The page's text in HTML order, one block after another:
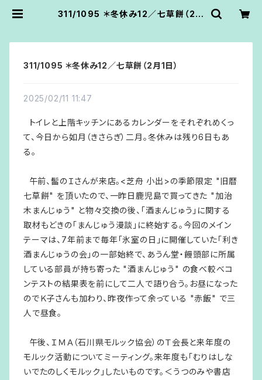
311/1095 ＊冬休み12／七草餅（2月
311/1095 ＊冬休み12／七草餅（2月1日）
2025/02/11 11:47
トイレと上階キッチンにあるカレンダーをそれぞれめくっ
て、今日から如月（きさらぎ）二月。冬休みは残り6日もあ
る。
午前、髷のＩさんが来店。<芝舟 小出>の季節限定 "旧暦
七草餅" を頂いたので、一昨日鹿児島で買ってきた "加治
木まんじゅう" と物々交換の後、「酒まんじゅう」に関する
取材もどきの「まんじゅう漫談」に終始する。今回のメイン
テーマは、7年前まで毎年「氷室の日」に開催していた「利き
酒まんじゅうの会」の一部始終で、あうん堂・饅頭部に所属
している部員が持ち寄った "酒まんじゅう" の食べ較べコ
ンテストの結果表を前にして二人で語り合う。お昼になった
のでＫ子さんも加わり、昨夜作って余っている "赤飯" で三
人で昼食。
午後、ＩＭＡ（石川県モルック協会）のＴ会長と来年度の
モルック活動についてミーティング。来年度も「むりはしな
いでたのしくモルック」したいものです。＜うつのみや書店